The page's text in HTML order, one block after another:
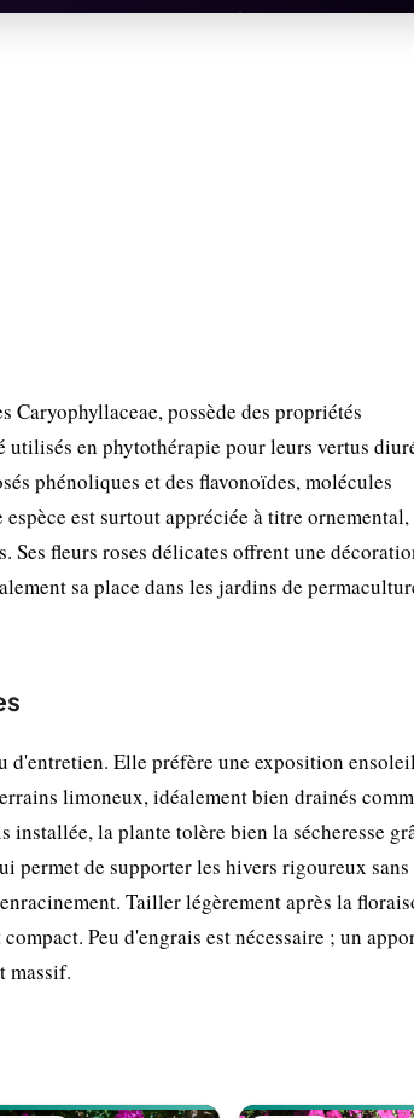
Caryophyllaceae, possède des propriétés
en phytothérapie pour leurs vertus
phénoliques et des flavonoïdes, molécules
est surtout appréciée à titre ornemental,
fleurs roses délicates offrent une
sa place dans les jardins de
d'entretien. Elle préfère une exposition
limoneux, idéalement bien drainés
la plante tolère bien la sécheresse
permet de supporter les hivers rigoureux sans
Tailler légèrement après la
Peu d'engrais est nécessaire ; un
massif.